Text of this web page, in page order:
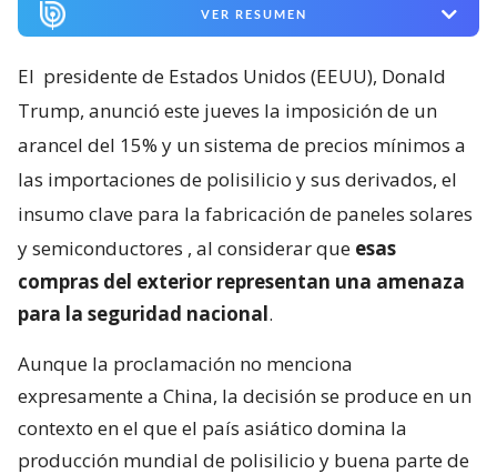
VER RESUMEN
El presidente de Estados Unidos (EEUU), Donald
Trump, anunció este jueves la imposición de un
arancel del 15% y un sistema de precios mínimos a
las importaciones de polisilicio y sus derivados, el
insumo clave para la fabricación de paneles solares
y semiconductores , al considerar que esas
compras del exterior representan una amenaza
para la seguridad nacional.
Aunque la proclamación no menciona
expresamente a China, la decisión se produce en un
contexto en el que el país asiático domina la
producción mundial de polisilicio y buena parte de